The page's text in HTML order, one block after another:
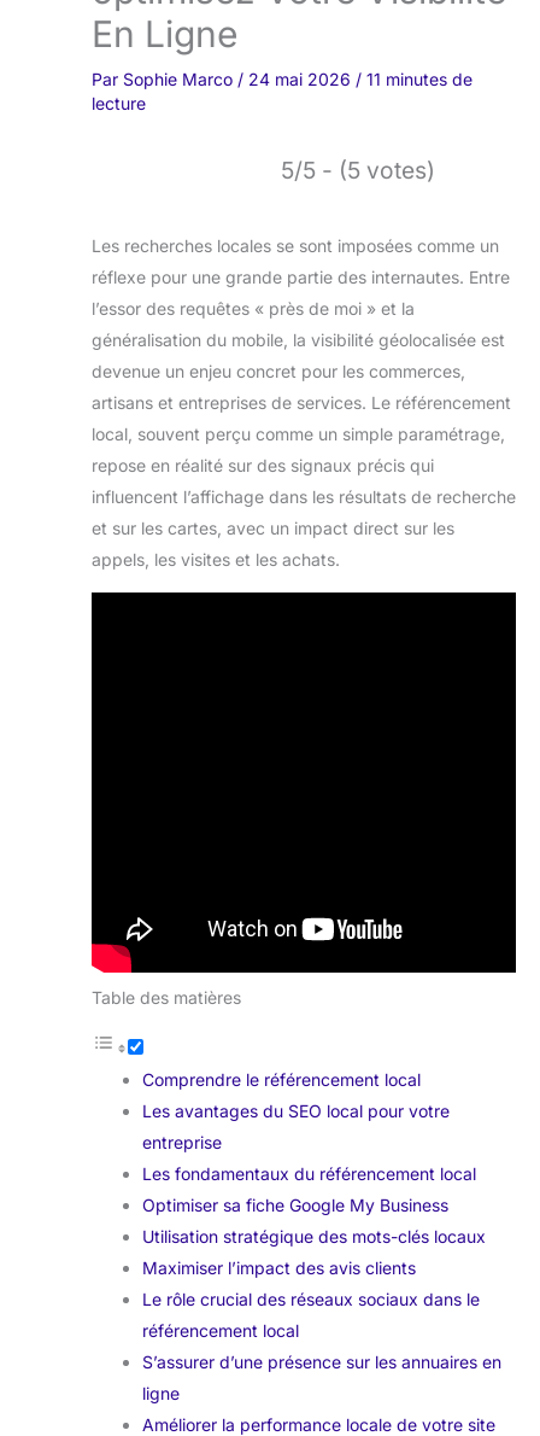
En Ligne
Par Sophie Marco / 24 mai 2026 / 11 minutes de
lecture
5/5 - (5 votes)
Les recherches locales se sont imposées comme un
réflexe pour une grande partie des internautes. Entre
l’essor des requêtes « près de moi » et la
généralisation du mobile, la visibilité géolocalisée est
devenue un enjeu concret pour les commerces,
artisans et entreprises de services. Le référencement
local, souvent perçu comme un simple paramétrage,
repose en réalité sur des signaux précis qui
influencent l’affichage dans les résultats de recherche
et sur les cartes, avec un impact direct sur les
appels, les visites et les achats.
Table des matières
Comprendre le référencement local
Les avantages du SEO local pour votre
entreprise
Les fondamentaux du référencement local
Optimiser sa fiche Google My Business
Utilisation stratégique des mots-clés locaux
Maximiser l’impact des avis clients
Le rôle crucial des réseaux sociaux dans le
référencement local
S’assurer d’une présence sur les annuaires en
ligne
Améliorer la performance locale de votre site